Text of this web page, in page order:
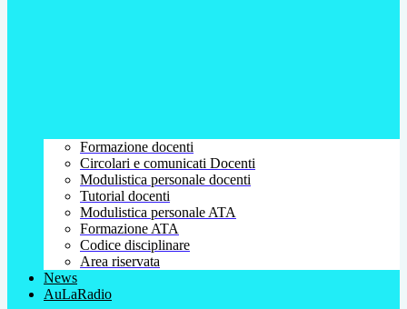
Formazione docenti
Circolari e comunicati Docenti
Modulistica personale docenti
Tutorial docenti
Modulistica personale ATA
Formazione ATA
Codice disciplinare
Area riservata
News
AuLaRadio